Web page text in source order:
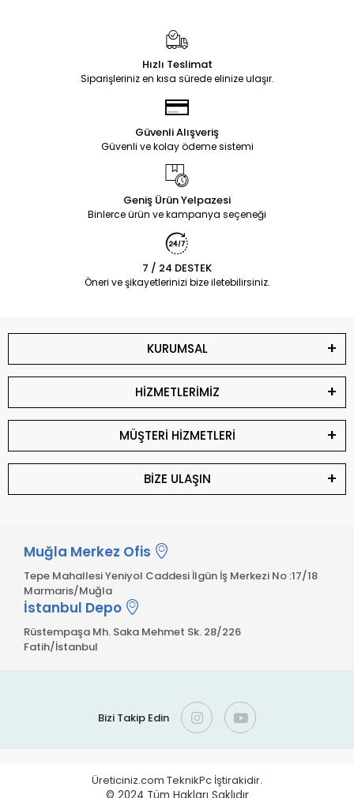
Hızlı Teslimat
Siparişleriniz en kısa sürede elinize ulaşır.
Güvenli Alışveriş
Güvenli ve kolay ödeme sistemi
Geniş Ürün Yelpazesi
Binlerce ürün ve kampanya seçeneği
7 / 24 DESTEK
Öneri ve şikayetlerinizi bize iletebilirsiniz.
KURUMSAL
HİZMETLERİMİZ
MÜŞTERİ HİZMETLERİ
BİZE ULAŞIN
Muğla Merkez Ofis
Tepe Mahallesi Yeniyol Caddesi İlgün İş Merkezi No :17/18
Marmaris/Muğla
İstanbul Depo
Rüstempaşa Mh. Saka Mehmet Sk. 28/226
Fatih/İstanbul
Bizi Takip Edin
Üreticiniz.com TeknikPc İştirakidir.